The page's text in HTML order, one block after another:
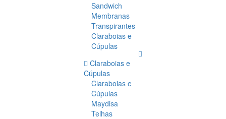
Sandwich
Membranas
Transpirantes
Claraboias e
Cúpulas
Claraboias e
Cúpulas
Claraboias e
Cúpulas
Maydisa
Telhas